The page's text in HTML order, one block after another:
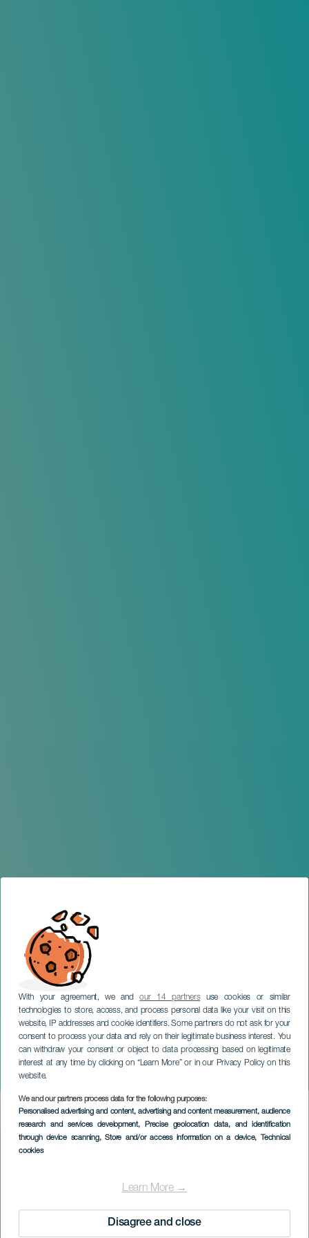
With your agreement, we andour 14 partnersuse cookies or similar
technologies to store, access, and process personal data like your visit on this
website, IP addresses and cookie identifiers. Some partners do not ask for your
consent to process your data and rely on their legitimate business interest. You
can withdraw your consent or object to data processing based on legitimate
interest at any time by clicking on “Learn More” or in our Privacy Policy on this
website.
We and our partners process data for the following purposes:
Personalised advertising and content, advertising and content measurement, audience
research and services development, Precise geolocation data, and identification
through device scanning, Store and/or access information on a device, Technical
cookies
Learn More →
Disagree and close
Carnevale: Sepoltura della
Sardina
LANZAROTE
Imagen
Listado